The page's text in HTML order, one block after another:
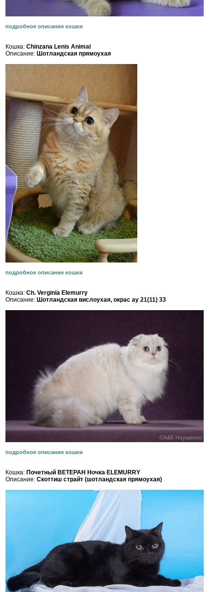
подробное описание кошки
Кошка: Chinzana Lenis Animal
Описание: Шотландская прямоухая
подробное описание кошки
Кошка: Ch. Verginia Elemurry
Описание: Шотландская вислоухая, окрас ay 21(11) 33
подробное описание кошки
Кошка: Почетный ВЕТЕРАН Ночка ELEMURRY
Описание: Скоттиш страйт (шотландская прямоухая)